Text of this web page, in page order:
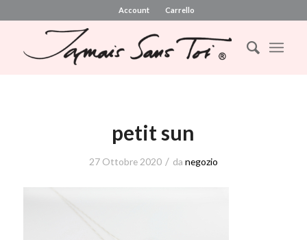
Account Carrello
petit sun
27 Ottobre 2020 / da negozio